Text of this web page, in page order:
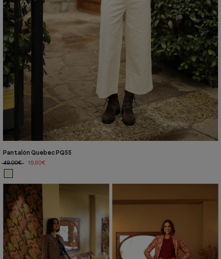
Pantalón Quebec PQ55
49,00€
19,60€